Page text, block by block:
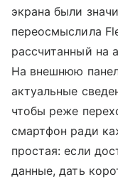
экрана были
переосмыслила
рассчитанный на
На внешнюю
актуальные
чтобы реже
смартфон ради
простая: если
данные, дать